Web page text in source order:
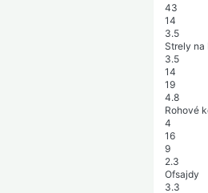
43
14
3.5
Strely na
3.5
14
19
4.8
Rohové
4
16
9
2.3
Ofsajdy
3.3